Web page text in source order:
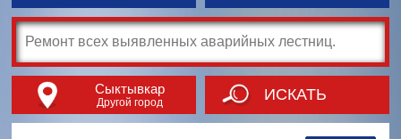
Сыктывкар
Другой город ИСКАТЬ